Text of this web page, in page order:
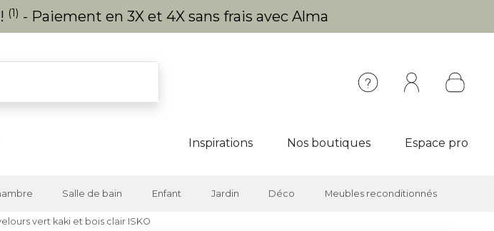
(1) - Paiement en 3X et 4X sans frais avec Alma
Inspirations Nos boutiques Espace pro
Salle de bain Enfant Jardin Déco Meubles reconditionnés
vert kaki et bois clair ISKO